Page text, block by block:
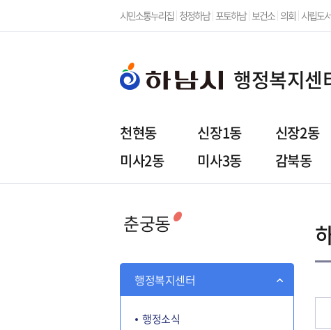
시민소통누리집 청정하남 포토하남 보건소 의회 시립도
행정복지센
천현동 신장1동 신장2동
미사2동
미사3동 감북동
행정복지센터
춘궁동
행정복지센터
행정소식